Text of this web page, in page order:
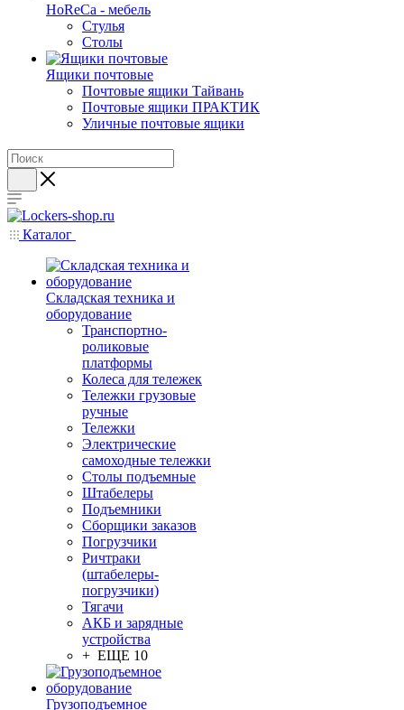
HoReCa - мебель
Стулья
Столы
Ящики почтовые
Почтовые ящики Тайвань
Почтовые ящики ПРАКТИК
Уличные почтовые ящики
Каталог
Складская техника и
оборудование
Транспортно-
роликовые
платформы
Колеса для тележек
Тележки грузовые
ручные
Тележки
Электрические
самоходные тележки
Столы подъемные
Штабелеры
Подъемники
Сборщики заказов
Погрузчики
Ричтраки
(штабелеры-
погрузчики)
Тягачи
АКБ и зарядные
устройства
+ ЕЩЕ 10
Грузоподъемное